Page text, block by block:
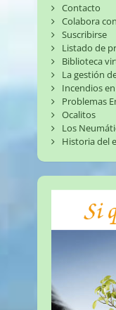
Contacto
Colabora
Suscribirse
Listado de
Biblioteca
La gestión
Incendios
Problemas
Ocalitos
Los
Historia del